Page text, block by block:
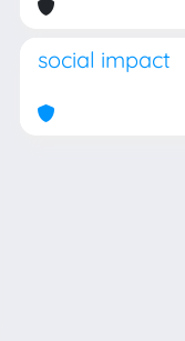
social impact